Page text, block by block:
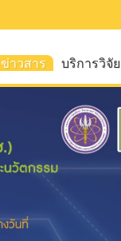
ข่าวสาร บริการวิจัย